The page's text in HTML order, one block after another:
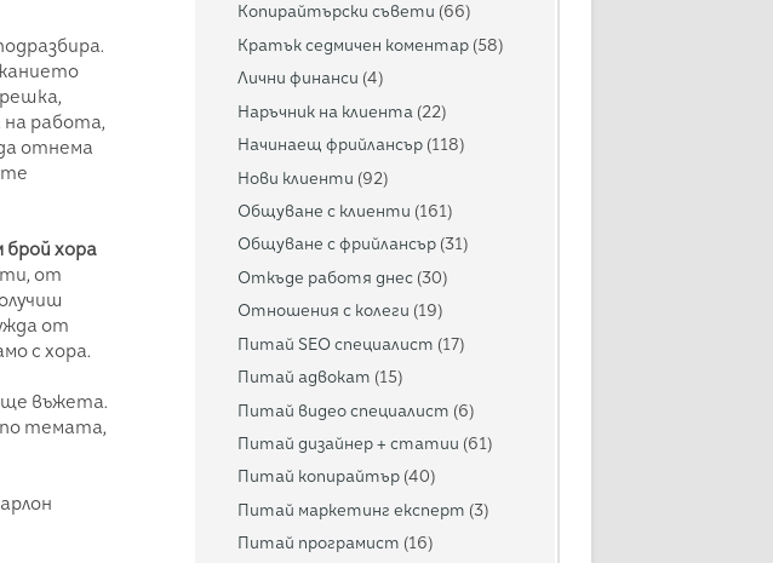
на работа,
отнема
те
хора
от
от
с хора.
въжета.
по темата,
Копирайтърски съвети (66)
Кратък седмичен коментар (58)
Лични финанси (4)
Наръчник на клиента (22)
Начинаещ фрийлансър (118)
Нови клиенти (92)
Общуване с клиенти (161)
Общуване с фрийлансър (31)
Откъде работя днес (30)
Отношения с колеги (19)
Питай SEO специалист (17)
Питай адвокат (15)
Питай видео специалист (6)
Питай дизайнер + статии (61)
Питай копирайтър (40)
Питай маркетинг експерт (3)
Питай програмист (16)